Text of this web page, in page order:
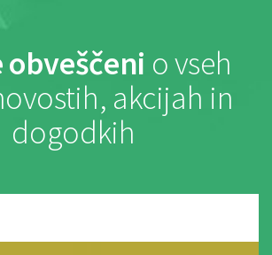
obveščeni o vseh
akcijah in
dogodkih